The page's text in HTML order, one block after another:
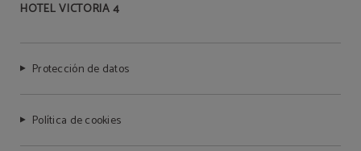
HOTEL VICTORIA 4
Protección de datos
Política de cookies